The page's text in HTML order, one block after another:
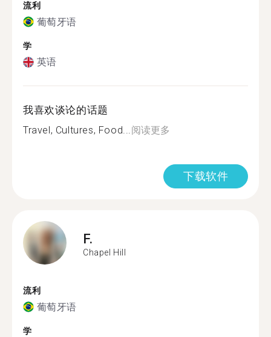
流利
葡萄牙语
学
英语
我喜欢谈论的话题
Travel, Cultures, Food...阅读更多
下载软件
F.
Chapel Hill
流利
葡萄牙语
学